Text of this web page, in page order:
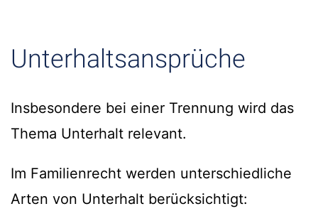
Unterhaltsansprüche
Insbesondere bei einer Trennung wird das
Thema Unterhalt relevant.
Im Familienrecht werden unterschiedliche
Arten von Unterhalt berücksichtigt: